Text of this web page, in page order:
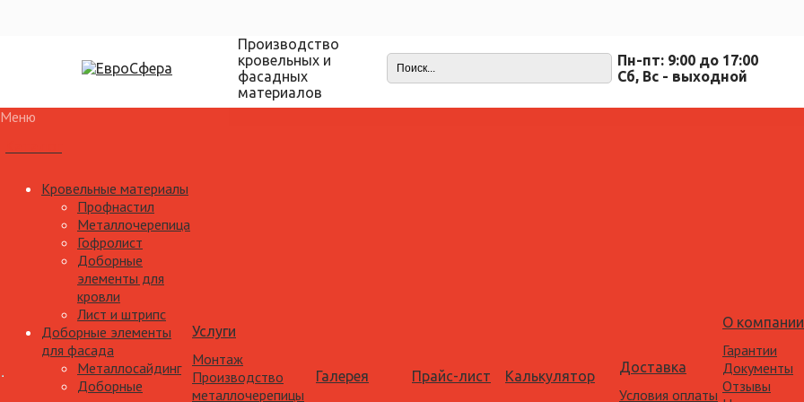
Производство
кровельных и
фасадных
материалов
Пн-пт: 9:00 до 17:00
Cб, Вс - выходной
Меню
Кровельные материалы
Профнастил
Металлочерепица
Гофролист
Доборные
элементы для
кровли
Лист и штрипс
Доборные элементы
для фасада
Металлосайдинг
Доборные
Услуги
Монтаж
Производство
металлочерепицы
Галерея Прайс-лист Калькулятор
Доставка
Условия оплаты
О компании
Гарантии
Документы
Отзывы